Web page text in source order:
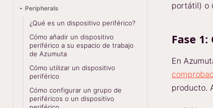
Peripherals
¿Qué es un dispositivo periférico?
Cómo añadir un dispositivo
periférico a su espacio de trabajo
de Azumuta
Cómo utilizar un dispositivo
periférico
Cómo configurar un grupo de
periféricos o un dispositivo
portátil) o
Fase
En
producto.